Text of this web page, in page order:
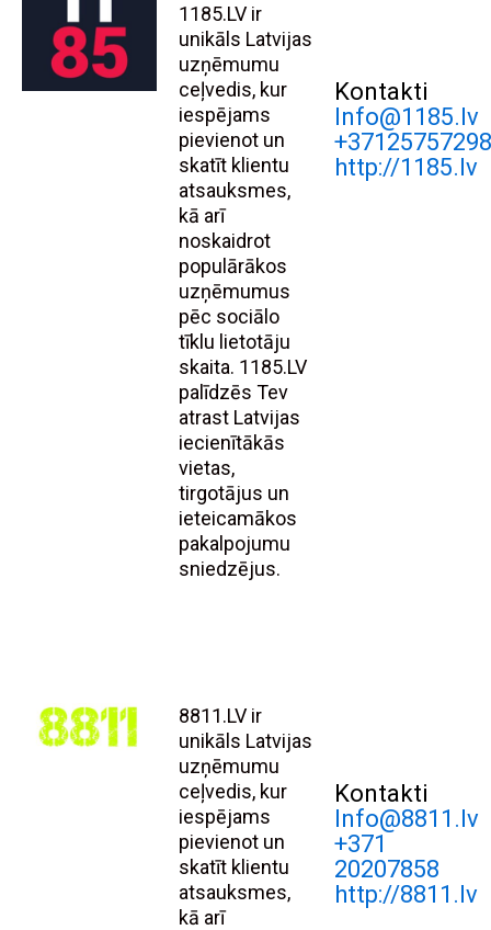
1185.LV ir
unikāls Latvijas
uzņēmumu
ceļvedis, kur
iespējams
pievienot un
skatīt klientu
atsauksmes,
kā arī
noskaidrot
populārākos
uzņēmumus
pēc sociālo
tīklu lietotāju
skaita. 1185.LV
palīdzēs Tev
atrast Latvijas
iecienītākās
vietas,
tirgotājus un
ieteicamākos
pakalpojumu
sniedzējus.
Kontakti
Info@1185.lv
http://1185.lv
8811.LV ir
unikāls Latvijas
uzņēmumu
ceļvedis, kur
iespējams
pievienot un
skatīt klientu
atsauksmes,
kā arī
Kontakti
Info@8811.lv
+371
20207858
http://8811.lv